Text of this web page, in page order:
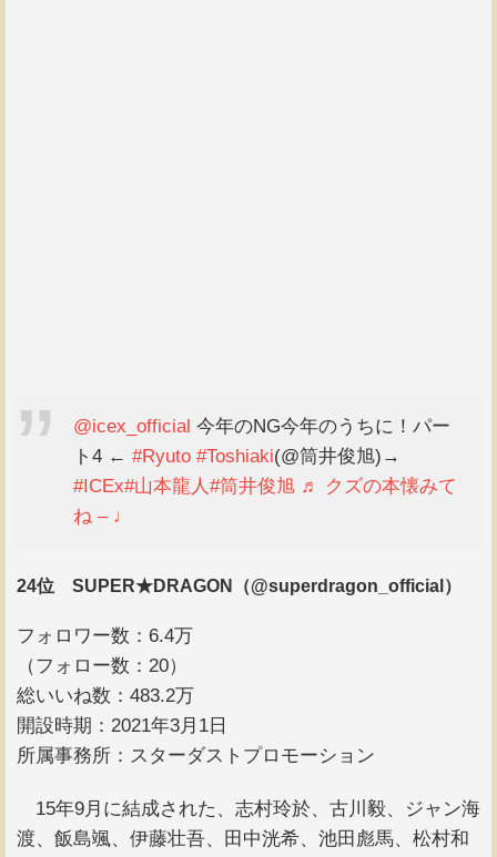
@icex_official 今年のNG今年のうちに！パー
ト4 ← #Ryuto #Toshiaki(@筒井俊旭)→
#ICEx#山本龍人 #筒井俊旭 ♬ クズの本懐みて
ね – ♩
24位 SUPER★DRAGON（@superdragon_official）
フォロワー数：6.4万
（フォロー数：20）
総いいね数：483.2万
開設時期：2021年3月1日
所属事務所：スターダストプロモーション
15年9月に結成された、志村玲於、古川毅、ジャン海
渡、飯島颯、伊藤壮吾、田中洸希、池田彪馬、松村和